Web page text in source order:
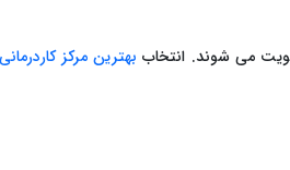
می ‌شوند. انتخاب بهترین مرکز